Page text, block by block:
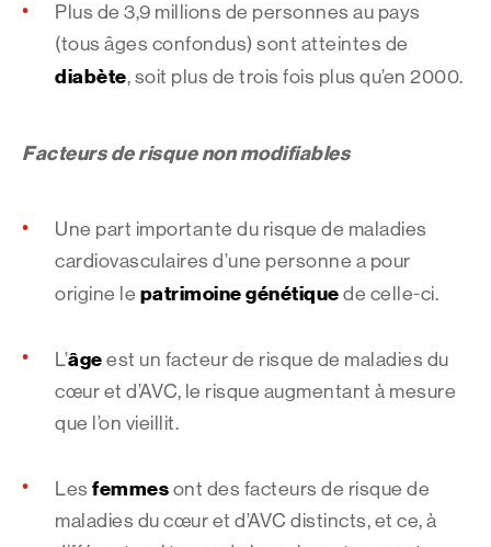
Plus de 3,9 millions de personnes au pays
(tous âges confondus) sont atteintes de
diabète, soit plus de trois fois plus qu’en 2000.
Facteurs de risque non modifiables
Une part importante du risque de maladies
cardiovasculaires d’une personne a pour
origine le patrimoine génétique de celle-ci.
L’âge est un facteur de risque de maladies du
cœur et d’AVC, le risque augmentant à mesure
que l’on vieillit.
Les femmes ont des facteurs de risque de
maladies du cœur et d’AVC distincts, et ce, à